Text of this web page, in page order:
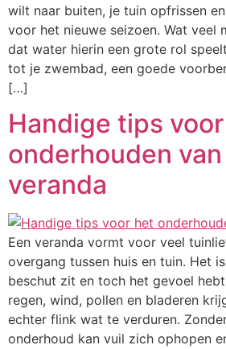
wilt naar buiten, je tuin opfrissen
voor het nieuwe seizoen. Wat veel
dat water hierin een grote rol
tot je zwembad, een goede
[…]
Handige tips
onderhouden
veranda
Een veranda vormt voor veel
overgang tussen huis en tuin. Het
beschut zit en toch het gevoel
regen, wind, pollen en bladeren
echter flink wat te verduren.
onderhoud kan vuil zich ophopen